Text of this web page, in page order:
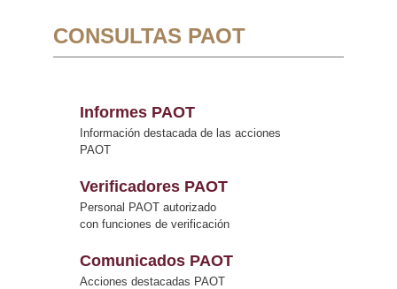
CONSULTAS PAOT
Informes PAOT
Información destacada de las acciones
PAOT
Verificadores PAOT
Personal PAOT autorizado
con funciones de verificación
Comunicados PAOT
Acciones destacadas PAOT